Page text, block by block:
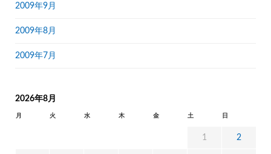
2009年9月
2009年8月
2009年7月
2026年8月
月 火 水 木 金 土 日
1 2